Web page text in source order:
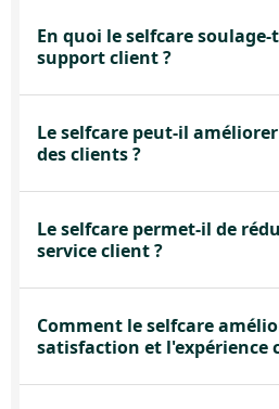
En quoi le selfcare
support client ?
Le selfcare peut-il
des clients ?
Le selfcare permet-il de
service client ?
Comment le selfcare
satisfaction et l'expérience